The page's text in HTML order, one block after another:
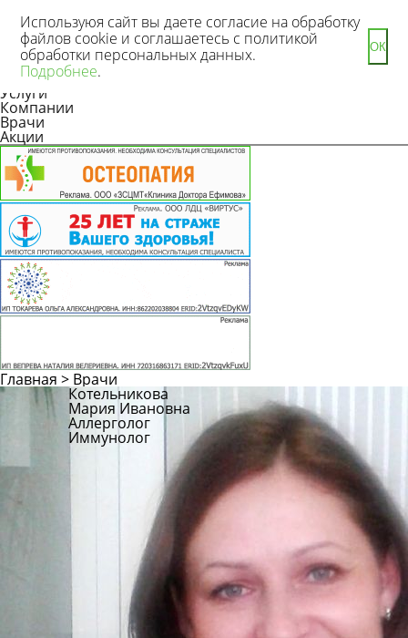
Новости
Статьи
Услуги
Компании
Врачи
Акции
Главная > Врачи
Котельникова
Мария Ивановна
Аллерголог
Иммунолог
Используюя сайт вы даете согласие на обработку
файлов cookie и соглашаетесь с политикой
обработки персональных данных.
Подробнее.
ОК